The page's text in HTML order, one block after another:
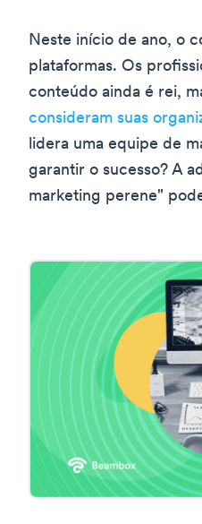
Neste início de ano, o
plataformas. Os
conteúdo ainda é rei,
consideram suas
lidera uma equipe de
garantir o sucesso? A
marketing perene"